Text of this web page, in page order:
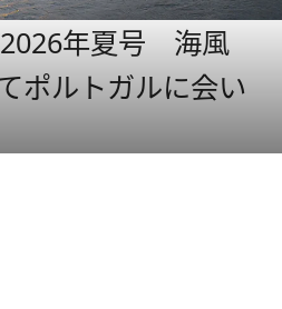
2026年夏号 海風
ポルトガルに会い